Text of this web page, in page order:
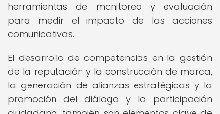
herramientas de monitoreo y evaluación
para medir el impacto de las acciones
comunicativas.
El desarrollo de competencias en la gestión
de la reputación y la construcción de marca,
la generación de alianzas estratégicas y la
promoción del diálogo y la participación